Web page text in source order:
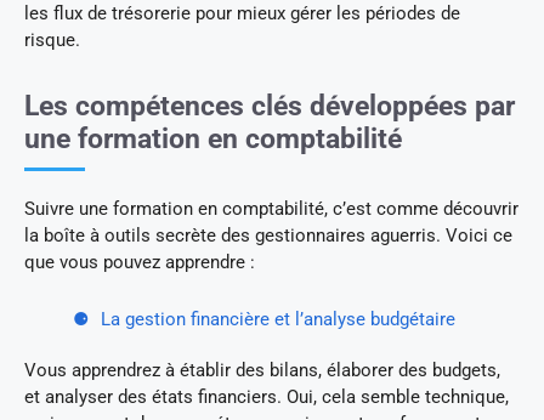
les flux de trésorerie pour mieux gérer les périodes de
risque.
Les compétences clés développées par
une formation en comptabilité
Suivre une formation en comptabilité, c’est comme découvrir
la boîte à outils secrète des gestionnaires aguerris. Voici ce
que vous pouvez apprendre :
La gestion financière et l’analyse budgétaire
Vous apprendrez à établir des bilans, élaborer des budgets,
et analyser des états financiers. Oui, cela semble technique,